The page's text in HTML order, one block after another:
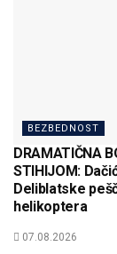
BEZBEDNOST
DRAMATIČNA
STIHIJOM:
Deliblatske
helikoptera
07.08.2026